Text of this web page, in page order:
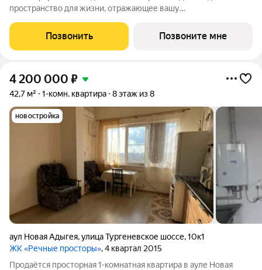
пространство для жизни, отражающее вашу
Отличные условия для семей с детьми. Рядом находятся
несколько действующих детских садов. Это
Позвонить Позвоните мне
4 200 000 ₽
42,7 м² 1-комн. квартира 8 этаж из 8
новостройка
аул Новая Адыгея,улица Тургеневское шоссе,10к1
ЖК «Речные просторы», 4 квартал 2015
Продаётся просторная 1-комнатная квартира в ауле Новая